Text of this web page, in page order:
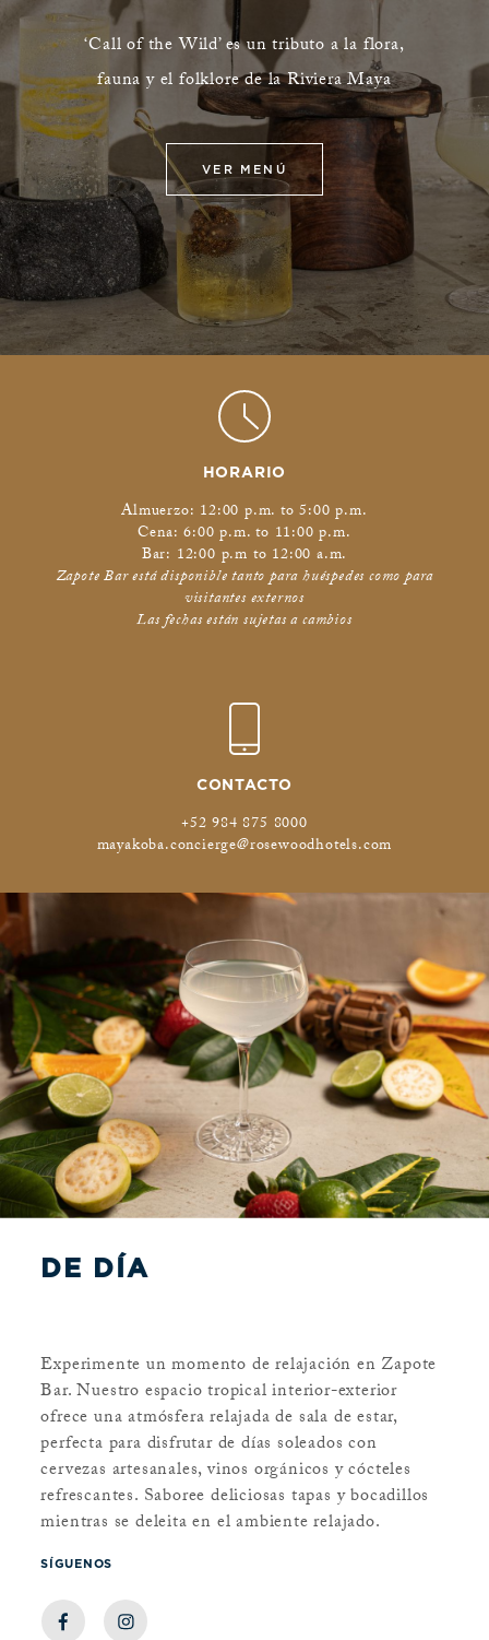
‘Call of the Wild’ es un tributo a la flora,
fauna y el folklore de la Riviera Maya
VER MENÚ
HORARIO
Almuerzo: 12:00 p.m. to 5:00 p.m.
Cena: 6:00 p.m. to 11:00 p.m.
Bar: 12:00 p.m to 12:00 a.m.
Zapote Bar está disponible tanto para huéspedes como para
visitantes externos
Las fechas están sujetas a cambios
CONTACTO
+52 984 875 8000
mayakoba.concierge@rosewoodhotels.com
DE DÍA
Experimente un momento de relajación en Zapote
Bar. Nuestro espacio tropical interior-exterior
ofrece una atmósfera relajada de sala de estar,
perfecta para disfrutar de días soleados con
cervezas artesanales, vinos orgánicos y cócteles
refrescantes. Saboree deliciosas tapas y bocadillos
mientras se deleita en el ambiente relajado.
SÍGUENOS
External Website opens in new tab
External Website opens in new tab